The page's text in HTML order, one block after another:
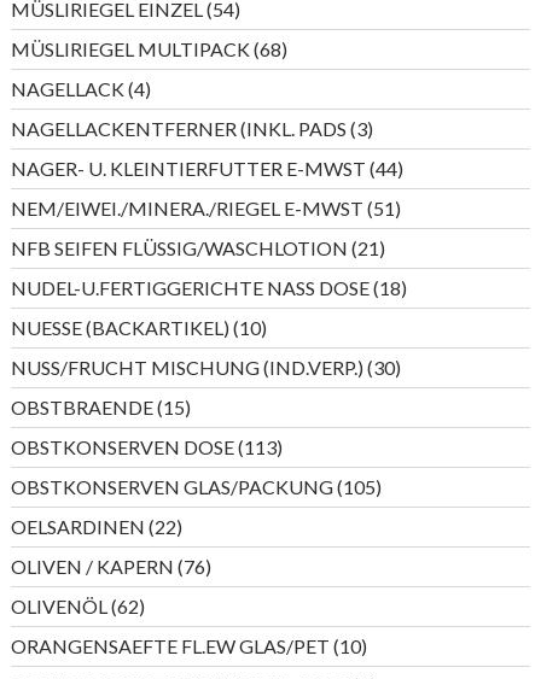
MÜSLIRIEGEL EINZEL 5454
Produkte
MÜSLIRIEGEL MULTIPACK 6868
Produkte
NAGELLACK 44
Produkte
NAGELLACKENTFERNER (INKL. PADS 33
Produkte
NAGER- U. KLEINTIERFUTTER E-MWST 4444
Produkte
NEM/EIWEI./MINERA./RIEGEL E-MWST 5151
Produkte
NFB SEIFEN FLÜSSIG/WASCHLOTION 2121
Produkte
NUDEL-U.FERTIGGERICHTE NASS DOSE 1818
Produkte
NUESSE (BACKARTIKEL) 1010
Produkte
NUSS/FRUCHT MISCHUNG (IND.VERP.) 3030
Produkte
OBSTBRAENDE 1515
Produkte
OBSTKONSERVEN DOSE 113113
Produkte
OBSTKONSERVEN GLAS/PACKUNG 105105
Produkte
OELSARDINEN 2222
Produkte
OLIVEN / KAPERN 7676
Produkte
OLIVENÖL 6262
Produkte
ORANGENSAEFTE FL.EW GLAS/PET 1010
Produkte